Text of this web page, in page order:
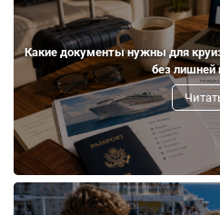
Какие документы нужны для
без лишней